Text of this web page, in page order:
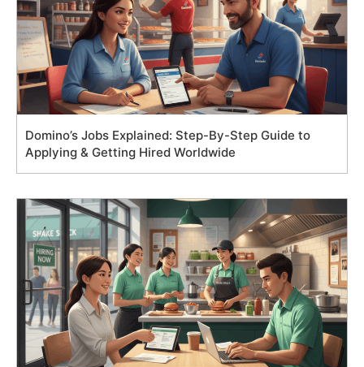
Domino’s Jobs Explained: Step-By-Step Guide to
Applying & Getting Hired Worldwide